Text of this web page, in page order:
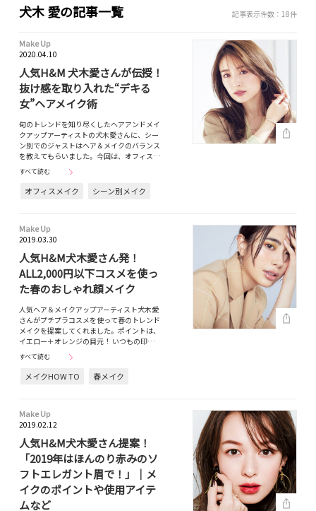
犬木 愛の記事一覧 記事表示件数：18件
Make Up
2020.04.10
人気H&M 犬木愛さんが伝授！
抜け感を取り入れた“デキる
女”ヘアメイク術
旬のトレンドを知り尽くしたヘアアンドメイ
クアップアーティストの犬木愛さんに、シー
ン別でのジャストはヘア＆メイクのバランス
を教えてもらいました。今回は、オフィス…
すべて読む
オフィスメイク シーン別メイク
Make Up
2019.03.30
人気H&M犬木愛さん発！
ALL2,000円以下コスメを使っ
た春のおしゃれ顔メイク
人気ヘア＆メイクアップアーティスト犬木愛
さんがプチプラコスメを使って春のトレンド
メイクを提案してくれました。ポイントは、
イエロー＋オレンジの目元！ いつもの印…
すべて読む
メイクHOW TO 春メイク
Make Up
2019.02.12
人気H&M犬木愛さん提案！
「2019年はほんのり赤みのソ
フトエレガント眉で！」｜メ
イクのポイントや使用アイテ
ムなど